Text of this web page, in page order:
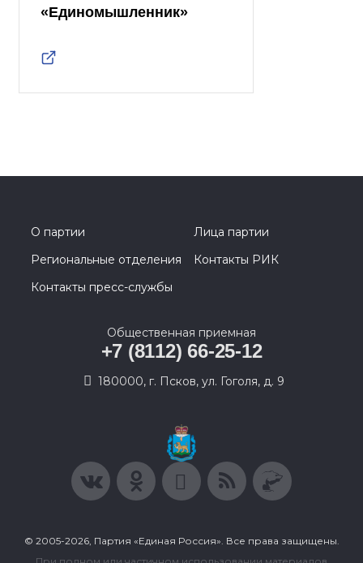
«Единомышленник»
О партии
Лица партии
Региональные отделения
Контакты РИК
Контакты пресс-службы
Общественная приемная
+7 (8112) 66-25-12
180000, г. Псков, ул. Гоголя, д. 9
© 2005-2026, Партия «Единая Россия». Все права защищены.